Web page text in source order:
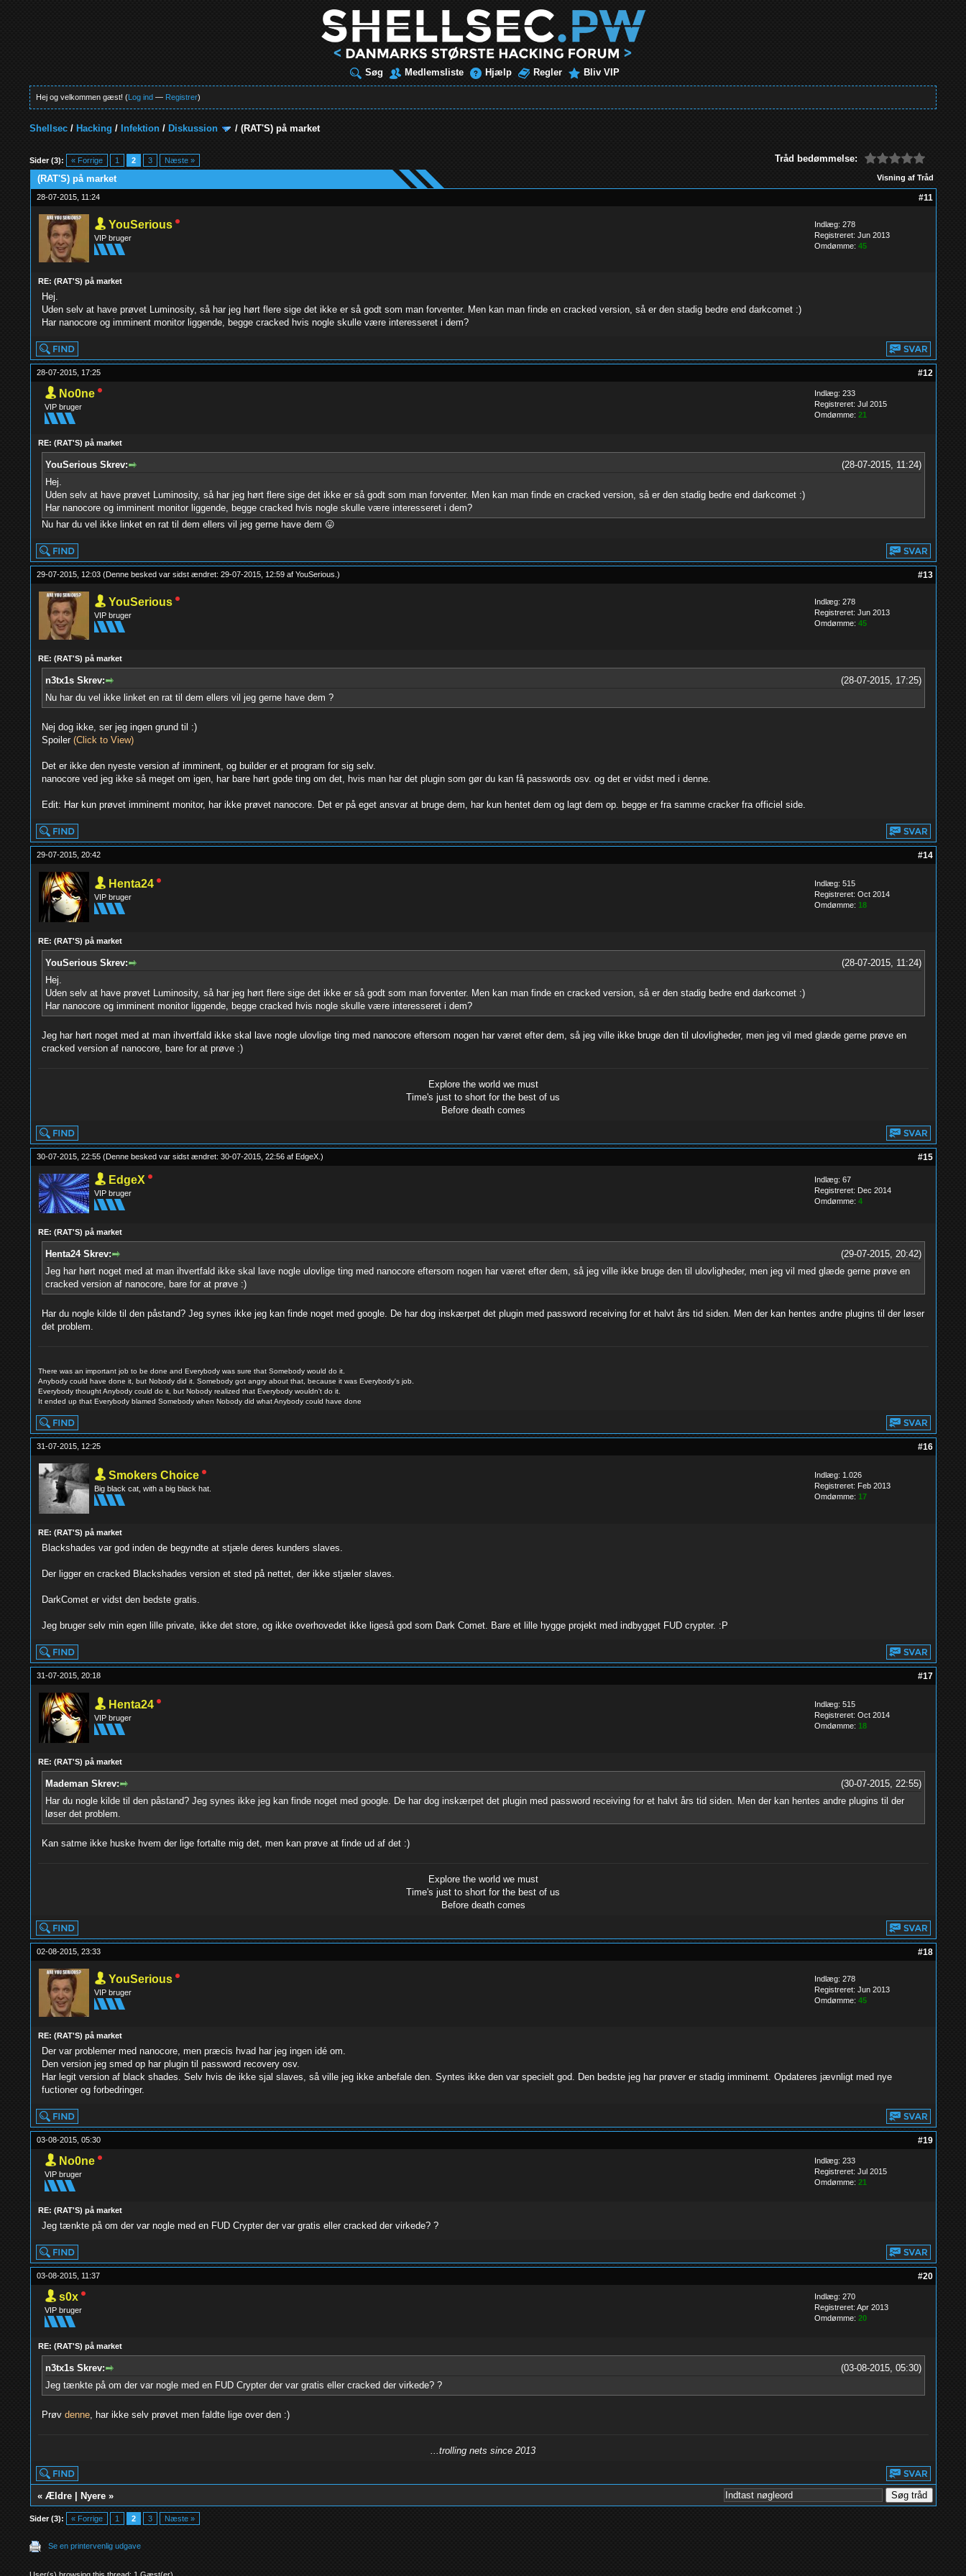
Søg Medlemsliste Hjælp Regler Bliv VIP
Hej og velkommen gæst! (Log ind — Registrer)
Shellsec / Hacking / Infektion / Diskussion /(RAT'S) på market
Sider (3): « Forrige 1 2 3 Næste » Tråd bedømmelse:
0 Stemmer - 0 Gennemsnit
1
2
3
4
5
Visning af Tråd
(RAT'S) på market
28-07-2015, 11:24 #11
YouSerious
VIP bruger
Indlæg: 278
Registreret: Jun 2013
Omdømme: 45
RE: (RAT'S) på market
Hej.
Uden selv at have prøvet Luminosity, så har jeg hørt flere sige det ikke er så godt som man forventer. Men kan man finde en cracked version, så er den stadig bedre end darkcomet :)
Har nanocore og imminent monitor liggende, begge cracked hvis nogle skulle være interesseret i dem?
28-07-2015, 17:25 #12
No0ne
VIP bruger
Indlæg: 233
Registreret: Jul 2015
Omdømme: 21
RE: (RAT'S) på market
(28-07-2015, 11:24)
YouSerious Skrev:
Hej.
Uden selv at have prøvet Luminosity, så har jeg hørt flere sige det ikke er så godt som man forventer. Men kan man finde en cracked version, så er den stadig bedre end darkcomet :)
Har nanocore og imminent monitor liggende, begge cracked hvis nogle skulle være interesseret i dem?
Nu har du vel ikke linket en rat til dem ellers vil jeg gerne have dem 😛
29-07-2015, 12:03 (Denne besked var sidst ændret: 29-07-2015, 12:59 af YouSerious ) #13
YouSerious
VIP bruger
Indlæg: 278
Registreret: Jun 2013
Omdømme: 45
RE: (RAT'S) på market
(28-07-2015, 17:25)
n3tx1s Skrev:
Nu har du vel ikke linket en rat til dem ellers vil jeg gerne have dem ?
Nej dog ikke, ser jeg ingen grund til :)
Spoiler (Click to View)
Det er ikke den nyeste version af imminent, og builder er et program for sig selv.
nanocore ved jeg ikke så meget om igen, har bare hørt gode ting om det, hvis man har det plugin som gør du kan få passwords osv. og det er vidst med i denne.
Edit: Har kun prøvet imminemt monitor, har ikke prøvet nanocore. Det er på eget ansvar at bruge dem, har kun hentet dem og lagt dem op. begge er fra samme cracker fra officiel side.
29-07-2015, 20:42 #14
Henta24
VIP bruger
Indlæg: 515
Registreret: Oct 2014
Omdømme: 18
RE: (RAT'S) på market
(28-07-2015, 11:24)
YouSerious Skrev:
Hej.
Uden selv at have prøvet Luminosity, så har jeg hørt flere sige det ikke er så godt som man forventer. Men kan man finde en cracked version, så er den stadig bedre end darkcomet :)
Har nanocore og imminent monitor liggende, begge cracked hvis nogle skulle være interesseret i dem?
Jeg har hørt noget med at man ihvertfald ikke skal lave nogle ulovlige ting med nanocore eftersom nogen har været efter dem, så jeg ville ikke bruge den til ulovligheder, men jeg vil med glæde gerne prøve en
cracked version af nanocore, bare for at prøve :)
Explore the world we must
Time's just to short for the best of us
Before death comes
30-07-2015, 22:55 (Denne besked var sidst ændret: 30-07-2015, 22:56 af EdgeX. ) #15
EdgeX
VIP bruger
Indlæg: 67
Registreret: Dec 2014
Omdømme: 4
RE: (RAT'S) på market
(29-07-2015, 20:42)
Henta24 Skrev:
Jeg har hørt noget med at man ihvertfald ikke skal lave nogle ulovlige ting med nanocore eftersom nogen har været efter dem, så jeg ville ikke bruge den til ulovligheder, men jeg vil med glæde gerne prøve en
cracked version af nanocore, bare for at prøve :)
Har du nogle kilde til den påstand? Jeg synes ikke jeg kan finde noget med google. De har dog inskærpet det plugin med password receiving for et halvt års tid siden. Men der kan hentes andre plugins til der løser
det problem.
There was an important job to be done and Everybody was sure that Somebody would do it.
Anybody could have done it, but Nobody did it. Somebody got angry about that, because it was Everybody's job.
Everybody thought Anybody could do it, but Nobody realized that Everybody wouldn't do it.
It ended up that Everybody blamed Somebody when Nobody did what Anybody could have done
31-07-2015, 12:25 #16
Smokers Choice
Big black cat, with a big black hat.
Indlæg: 1.026
Registreret: Feb 2013
Omdømme: 17
RE: (RAT'S) på market
Blackshades var god inden de begyndte at stjæle deres kunders slaves.
Der ligger en cracked Blackshades version et sted på nettet, der ikke stjæler slaves.
DarkComet er vidst den bedste gratis.
Jeg bruger selv min egen lille private, ikke det store, og ikke overhovedet ikke ligeså god som Dark Comet. Bare et lille hygge projekt med indbygget FUD crypter. :P
31-07-2015, 20:18 #17
Henta24
VIP bruger
Indlæg: 515
Registreret: Oct 2014
Omdømme: 18
RE: (RAT'S) på market
(30-07-2015, 22:55)
Mademan Skrev:
Har du nogle kilde til den påstand? Jeg synes ikke jeg kan finde noget med google. De har dog inskærpet det plugin med password receiving for et halvt års tid siden. Men der kan hentes andre plugins til der
løser det problem.
Kan satme ikke huske hvem der lige fortalte mig det, men kan prøve at finde ud af det :)
Explore the world we must
Time's just to short for the best of us
Before death comes
02-08-2015, 23:33 #18
YouSerious
VIP bruger
Indlæg: 278
Registreret: Jun 2013
Omdømme: 45
RE: (RAT'S) på market
Der var problemer med nanocore, men præcis hvad har jeg ingen idé om.
Den version jeg smed op har plugin til password recovery osv.
Har legit version af black shades. Selv hvis de ikke sjal slaves, så ville jeg ikke anbefale den. Syntes ikke den var specielt god. Den bedste jeg har prøver er stadig imminemt. Opdateres jævnligt med nye
fuctioner og forbedringer.
03-08-2015, 05:30 #19
No0ne
VIP bruger
Indlæg: 233
Registreret: Jul 2015
Omdømme: 21
RE: (RAT'S) på market
Jeg tænkte på om der var nogle med en FUD Crypter der var gratis eller cracked der virkede? ?
03-08-2015, 11:37 #20
s0x
VIP bruger
Indlæg: 270
Registreret: Apr 2013
Omdømme: 20
RE: (RAT'S) på market
(03-08-2015, 05:30)
n3tx1s Skrev:
Jeg tænkte på om der var nogle med en FUD Crypter der var gratis eller cracked der virkede? ?
Prøv denne, har ikke selv prøvet men faldte lige over den :)
...trolling nets since 2013
« Ældre| Nyere»
Sider (3): « Forrige 1 2 3 Næste »
Se en printervenlig udgave